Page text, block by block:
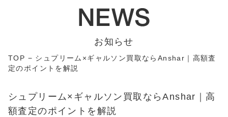
お知らせ
TOP − シュプリーム×ギャルソン買取ならAnshar｜高額査
定のポイントを解説
シュプリーム×ギャルソン買取ならAnshar｜高
額査定のポイントを解説